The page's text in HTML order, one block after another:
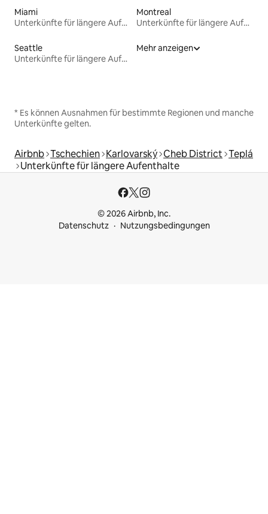
Miami
Unterkünfte für längere Aufenthalte
Montreal
Unterkünfte für längere Aufenthalte
Seattle
Unterkünfte für längere Aufenthalte
Mehr anzeigen
* Es können Ausnahmen für bestimmte Regionen und manche
Unterkünfte gelten.
Airbnb Tschechien Karlovarský Cheb District Teplá
Unterkünfte für längere Aufenthalte
© 2026 Airbnb, Inc.
Datenschutz
Nutzungsbedingungen